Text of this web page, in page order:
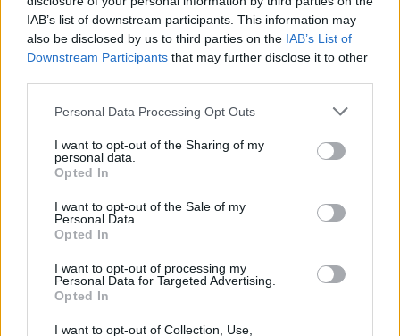
IAB’s list of downstream participants. This information may
also be disclosed by us to third parties on the IAB’s List of
Downstream Participants that may further disclose it to other
Personal Data Processing Opt Outs
I want to opt-out of the Sharing of my
personal data.
Opted In
I want to opt-out of the Sale of my
Personal Data.
Opted In
I want to opt-out of processing my
Personal Data for Targeted Advertising.
Opted In
I want to opt-out of Collection, Use,
¿Qué es la melatonina?
Pregúntale al médico